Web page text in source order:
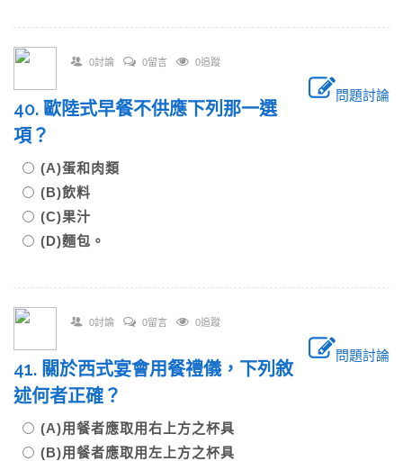
0討論 0留言 0追蹤
問題討論
40. 歐陸式早餐不供應下列那一選
項？
(A)蛋和肉類
(B)飲料
(C)果汁
(D)麵包。
0討論 0留言 0追蹤
問題討論
41. 關於西式宴會用餐禮儀，下列敘
述何者正確？
(A)用餐者應取用右上方之杯具
(B)用餐者應取用左上方之杯具